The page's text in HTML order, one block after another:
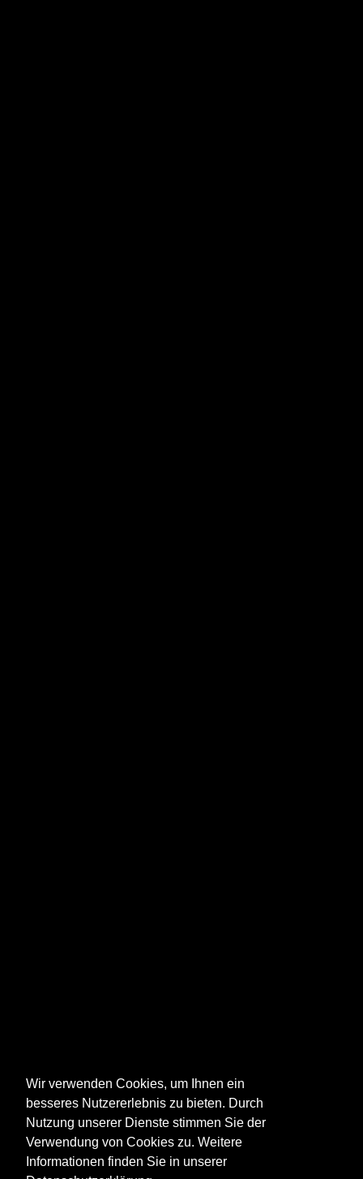
Wir verwenden Cookies, um Ihnen ein
besseres Nutzererlebnis zu bieten. Durch
Nutzung unserer Dienste stimmen Sie der
Verwendung von Cookies zu. Weitere
Informationen finden Sie in unserer